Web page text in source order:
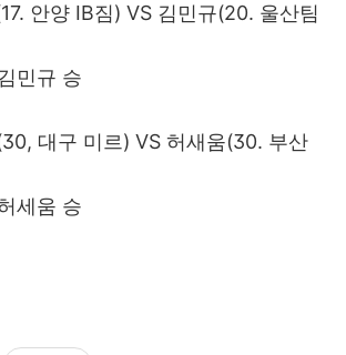
안양 IB짐) VS 김민규(20. 울산팀
민규 승
대구 미르) VS 허새움(30. 부산
세움 승